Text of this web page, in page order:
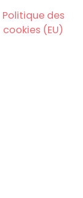
Politique des
cookies (EU)